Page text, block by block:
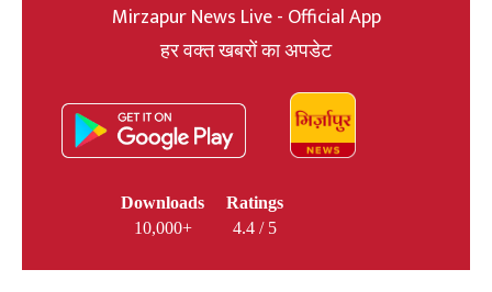
Mirzapur News Live - Official App
हर वक्त खबरों का अपडेट
Downloads
10,000+
Ratings
4.4 / 5